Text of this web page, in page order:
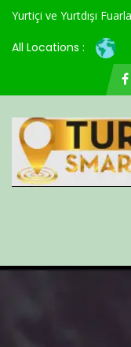
Yurtiçi ve Yurtdışı
All Locations :